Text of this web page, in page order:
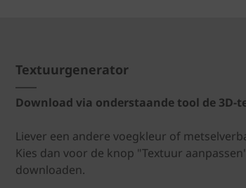
Textuurgenerator
Download via onderstaande tool de 3D-
Liever een andere voegkleur of
Kies dan voor de knop "Textuur
downloaden.